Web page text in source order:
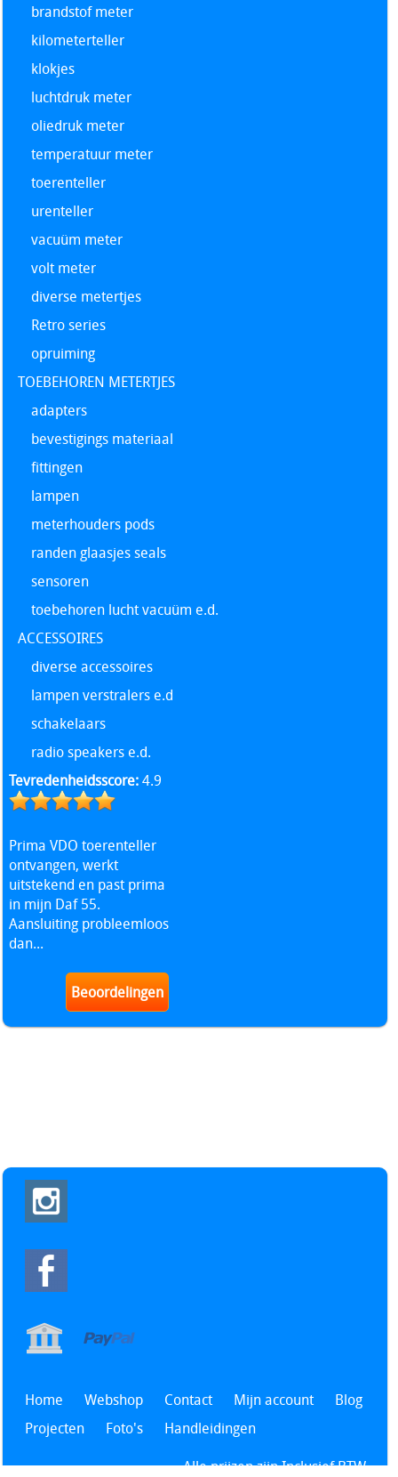
brandstof meter
kilometerteller
klokjes
luchtdruk meter
oliedruk meter
temperatuur meter
toerenteller
urenteller
vacuüm meter
volt meter
diverse metertjes
Retro series
opruiming
TOEBEHOREN METERTJES
adapters
bevestigings materiaal
fittingen
lampen
meterhouders pods
randen glaasjes seals
sensoren
toebehoren lucht vacuüm e.d.
ACCESSOIRES
diverse accessoires
lampen verstralers e.d
schakelaars
radio speakers e.d.
Tevredenheidsscore:4.9
Prima VDO toerenteller
ontvangen, werkt
uitstekend en past prima
in mijn Daf 55.
Aansluiting probleemloos
dan...
Beoordelingen
Home Webshop Contact Mijn account
Blog
Projecten
Foto's
Handleidingen
Alle prijzen zijn Inclusief BTW -